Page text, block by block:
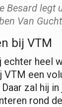
Besard legt
Van Gucht
bij VTM
echter heel
VTM een
zal hij in
rond